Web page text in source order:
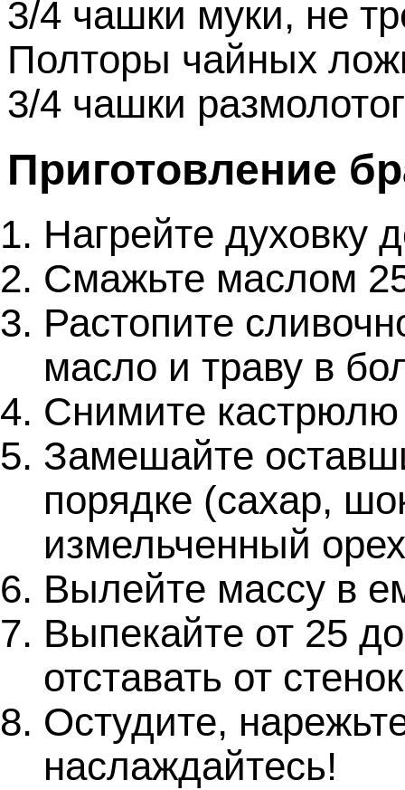
3/4 чашки муки, не
Полторы чайных
3/4 чашки
Приготовление
Нагрейте духовку
Смажьте маслом
Растопите
масло и траву в
Снимите кастрюлю
Замешайте
порядке (сахар,
измельченный
Вылейте массу в
Выпекайте от 25
отставать от
Остудите,
наслаждайтесь!